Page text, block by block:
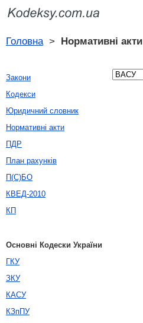
Головна> Нормативні акти
Закони
Кодекси
Юридичний словник
Нормативні акти
ПДР
План рахунків
П(С)БО
КВЕД-2010
КП
Основні Кодески України
ГКУ
ЗКУ
КАСУ
КЗпПУ